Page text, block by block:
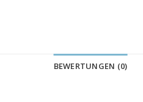
BEWERTUNGEN (0)